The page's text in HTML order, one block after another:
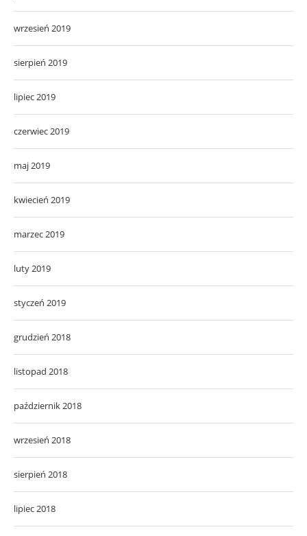
wrzesień 2019
sierpień 2019
lipiec 2019
czerwiec 2019
maj 2019
kwiecień 2019
marzec 2019
luty 2019
styczeń 2019
grudzień 2018
listopad 2018
październik 2018
wrzesień 2018
sierpień 2018
lipiec 2018